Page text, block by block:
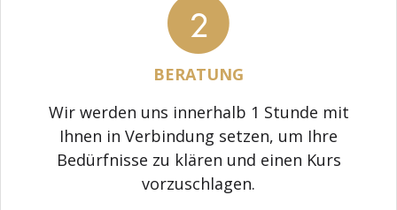
2
BERATUNG
Wir werden uns innerhalb 1 Stunde mit
Ihnen in Verbindung setzen, um Ihre
Bedürfnisse zu klären und einen Kurs
vorzuschlagen.